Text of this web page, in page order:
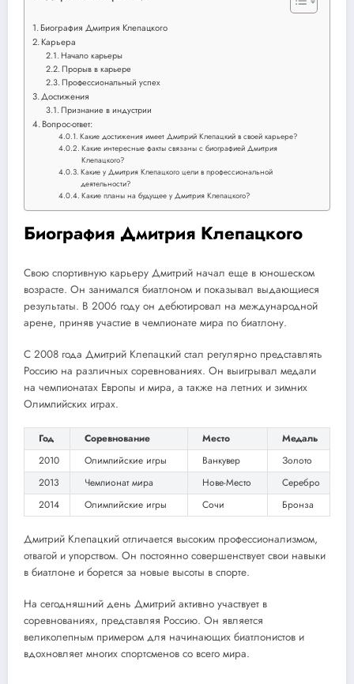
Биография Дмитрия Клепацкого
Карьера
Начало карьеры
Прорыв в карьере
Профессиональный успех
Достижения
Признание в индустрии
Вопрос-ответ:
Какие достижения имеет Дмитрий Клепацкий в своей карьере?
Какие интересные факты связаны с биографией Дмитрия
Клепацкого?
Какие у Дмитрия Клепацкого цели в профессиональной
деятельности?
Какие планы на будущее у Дмитрия Клепацкого?
Биография Дмитрия Клепацкого
Свою спортивную карьеру Дмитрий начал еще в юношеском
возрасте. Он занимался биатлоном и показывал выдающиеся
результаты. В 2006 году он дебютировал на международной
арене, приняв участие в чемпионате мира по биатлону.
С 2008 года Дмитрий Клепацкий стал регулярно представлять
Россию на различных соревнованиях. Он выигрывал медали
на чемпионатах Европы и мира, а также на летних и зимних
Олимпийских играх.
Год Соревнование Место
Медаль
2010
Олимпийские игры Ванкувер
Золото
2013
Чемпионат мира Нове-Место
Серебро
2014
Олимпийские игры Сочи Бронза
Дмитрий Клепацкий отличается высоким профессионализмом,
отвагой и упорством. Он постоянно совершенствует свои навыки
в биатлоне и борется за новые высоты в спорте.
На сегодняшний день Дмитрий активно участвует в
соревнованиях, представляя Россию. Он является
великолепным примером для начинающих биатлонистов и
вдохновляет многих спортсменов со всего мира.